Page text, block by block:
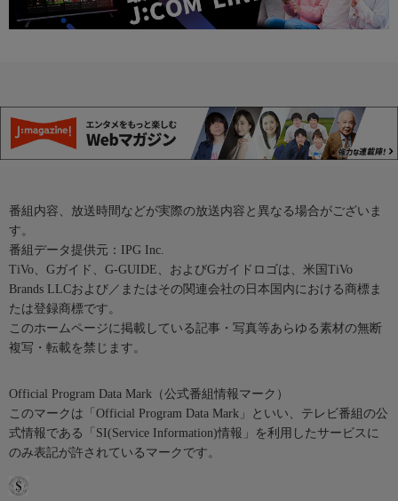
番組内容、放送時間などが実際の放送内容と異なる場合がございま
す。
番組データ提供元：IPG Inc.
TiVo、Gガイド、G-GUIDE、およびGガイドロゴは、米国TiVo
Brands LLCおよび／またはその関連会社の日本国内における商標ま
たは登録商標です。
このホームページに掲載している記事・写真等あらゆる素材の無断
複写・転載を禁じます。
Official Program Data Mark（公式番組情報マーク）
このマークは「Official Program Data Mark」といい、テレビ番組の公
式情報である「SI(Service Information)情報」を利用したサービスに
のみ表記が許されているマークです。